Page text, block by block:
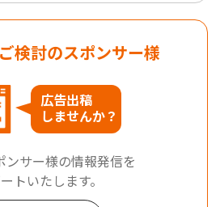
検討のスポンサー様
広告出稿
しませんか？
ンサー様の情報発信を
トいたします。